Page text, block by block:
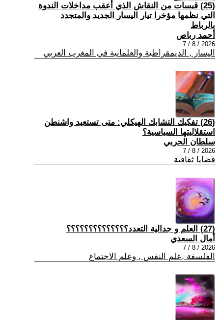
(25) قبسات من النقاش الذي أعقب مداخلات الندوة
التي نظمها مؤخرا تيار اليسار الجديد والمتجدد
بالرباط
أحمد رباص
2026 / 8 / 7
اليسار , الديمقراطية والعلمانية في المغرب العربي
(26) تفكيك التشابك الهيكلي: متى تستعيد واشنطن
استقلاليتها السياسية؟
سلطان الحربي
2026 / 8 / 7
قضايا ثقافية
(27) العلم و جدالية التعدد؟؟؟؟؟؟؟؟؟؟؟؟؟؟
أمال السعدي
2026 / 8 / 7
الفلسفة ,علم النفس , وعلم الاجتماع